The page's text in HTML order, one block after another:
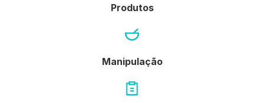
Produtos
Manipulação